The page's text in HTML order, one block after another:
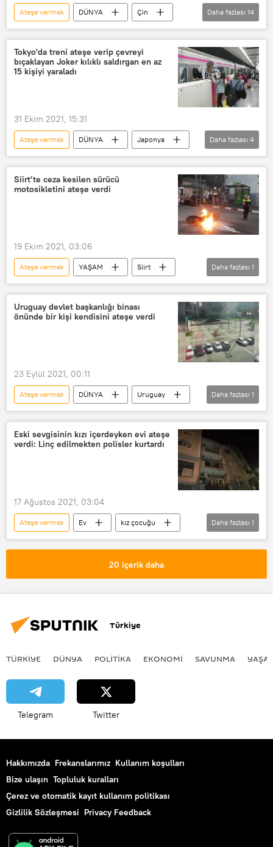
Ateşe vermek DÜNYA
Çin
Tayvan
Protesto
isyan
mahalle
Eylem
tahrik
kışkırtma
Solomon Adaları
Yardım
Polis
Daha fazlası 14
Tokyo'da treni ateşe verip çevreyi
bıçaklayan Joker kılıklı saldırgan en az
15 kişiyi yaraladı
31 Ekim 2021, 15:31
Ateşe vermek DÜNYA
Japonya
Saldırı
Tokyo
Tren
bıçaklı saldırgan
Daha fazlası 4
Siirt’te ceza kesilen sürücü
motosikletini ateşe verdi
19 Ekim 2021, 03:06
Ateşe vermek YAŞAM
Siirt
motorsiklet
Daha fazlası 1
Uruguay devlet başkanlığı binası
önünde bir kişi kendisini ateşe verdi
23 Eylül 2021, 00:11
Ateşe vermek DÜNYA
Uruguay
Devlet Başkanlığı
Daha fazlası 1
Eski sevgisinin kızı içerdeyken evi ateşe
verdi: Linç edilmekten polisler kurtardı
17 Ağustos 2021, 03:04
Ateşe vermek Ev
kız çocuğu
Yakma
Daha fazlası 1
20 içerik daha
Türkiye
TÜRKIYE DÜNYA POLİTİKA EKONOMİ SAVUNMA
Telegram Twitter
Hakkımızda Frekanslarımız Kullanım koşulları
Bize ulaşın Topluluk kuralları
Çerez ve otomatik kayıt kullanım politikası
Gizlilik Sözleşmesi Privacy Feedback